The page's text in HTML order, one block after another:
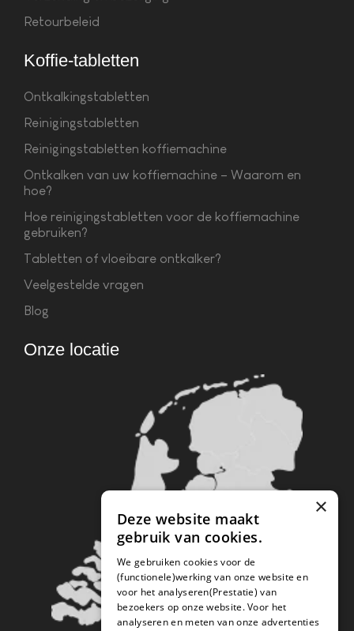
Retourbeleid
Koffie-tabletten
Ontkalkingstabletten
Reinigingstabletten
Reinigingstabletten koffiemachine
Ontkalken van uw koffiemachine – Waarom en
hoe?
Hoe reinigingstabletten voor de koffiemachine
gebruiken?
Tabletten of vloeibare ontkalker?
Veelgestelde vragen
Blog
Onze locatie
×
Deze website maakt
gebruik van cookies.
We gebruiken cookies voor de
(functionele)werking van onze website en
voor het analyseren(Prestatie) van
bezoekers op onze website. Voor het
analyseren en meten van onze advertenties